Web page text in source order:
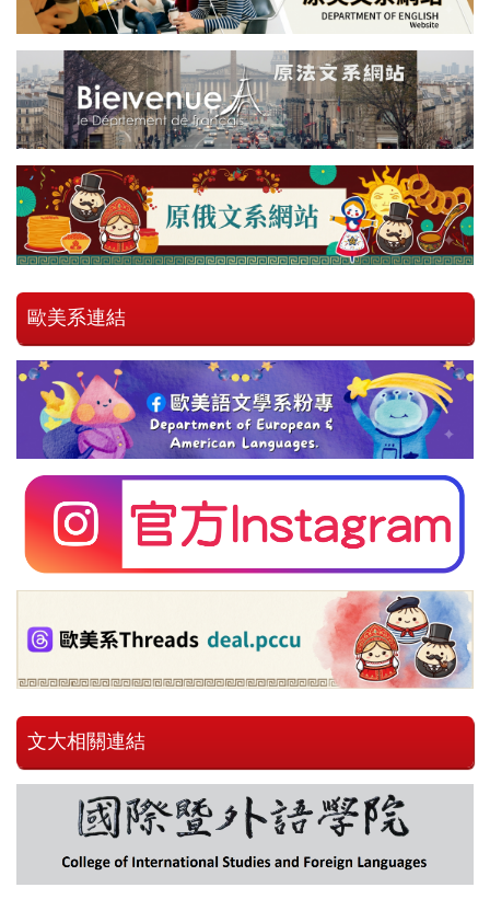
歐美系連結
文大相關連結